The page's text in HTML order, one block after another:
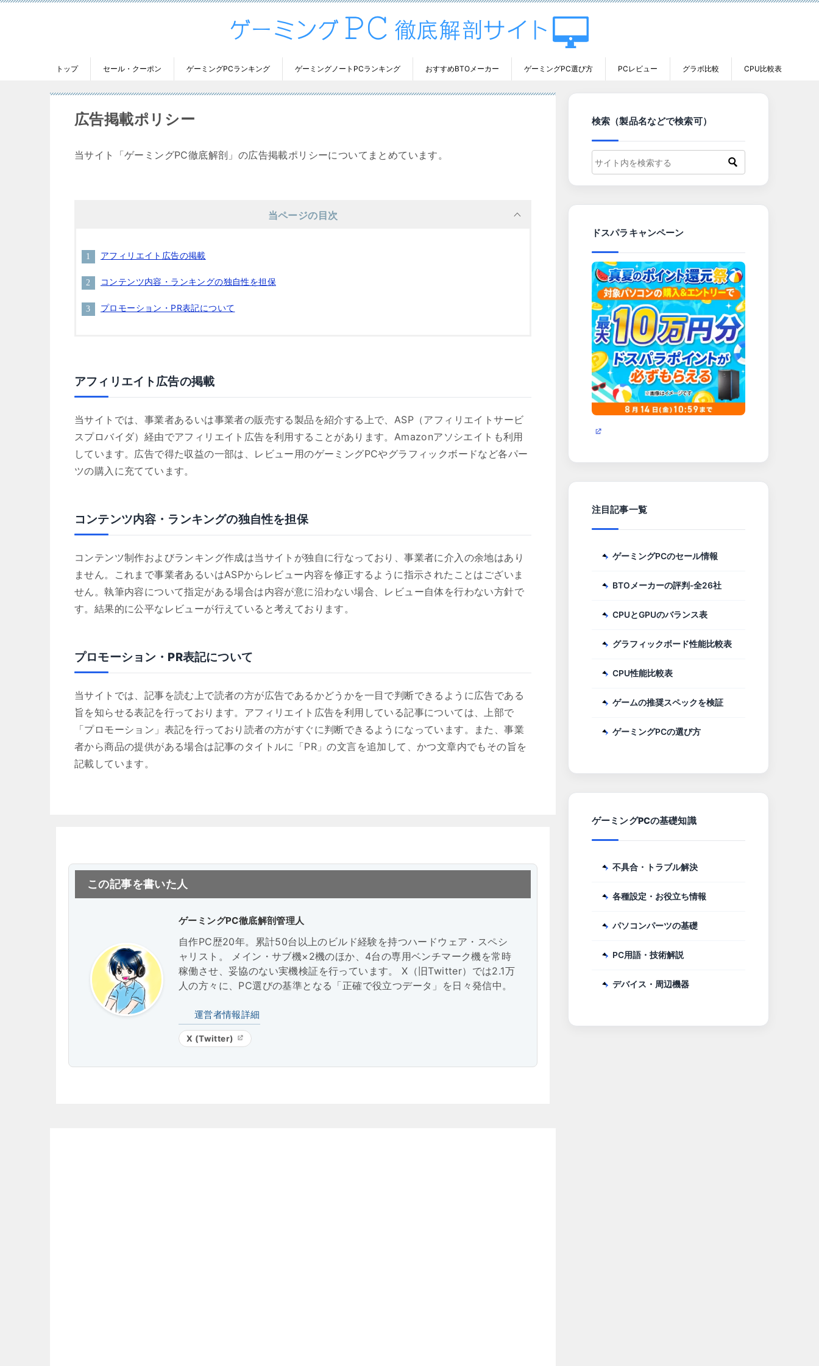
トップ セール・クーポン ゲーミングPCランキング ゲーミングノートPCランキング おすすめBTOメーカー ゲーミングPC選び方 PCレビュー グラボ比較 CPU比較表
広告掲載ポリシー
当サイト「ゲーミングPC徹底解剖」の広告掲載ポリシーについてまとめています。
当ページの目次
アフィリエイト広告の掲載
コンテンツ内容・ランキングの独自性を担保
プロモーション・PR表記について
アフィリエイト広告の掲載
当サイトでは、事業者あるいは事業者の販売する製品を紹介する上で、ASP（アフィリエイトサービ
スプロバイダ）経由でアフィリエイト広告を利用することがあります。Amazonアソシエイトも利用
しています。広告で得た収益の一部は、レビュー用のゲーミングPCやグラフィックボードなど各パー
ツの購入に充てています。
コンテンツ内容・ランキングの独自性を担保
コンテンツ制作およびランキング作成は当サイトが独自に行なっており、事業者に介入の余地はあり
ません。これまで事業者あるいはASPからレビュー内容を修正するように指示されたことはございま
せん。執筆内容について指定がある場合は内容が意に沿わない場合、レビュー自体を行わない方針で
す。結果的に公平なレビューが行えていると考えております。
プロモーション・PR表記について
当サイトでは、記事を読む上で読者の方が広告であるかどうかを一目で判断できるように広告である
旨を知らせる表記を行っております。アフィリエイト広告を利用している記事については、上部で
「プロモーション」表記を行っており読者の方がすぐに判断できるようになっています。また、事業
者から商品の提供がある場合は記事のタイトルに「PR」の文言を追加して、かつ文章内でもその旨を
記載しています。
この記事を書いた人
ゲーミングPC徹底解剖管理人
自作PC歴20年。累計50台以上のビルド経験を持つハードウェア・スペシ
ャリスト。 メイン・サブ機×2機のほか、4台の専用ベンチマーク機を常時
稼働させ、妥協のない実機検証を行っています。 X（旧Twitter）では2.1万
人の方々に、PC選びの基準となる「正確で役立つデータ」を日々発信中。
運営者情報詳細
X (Twitter)
検索（製品名などで検索可）
ドスパラキャンペーン
注目記事一覧
ゲーミングPCのセール情報
BTOメーカーの評判-全26社
CPUとGPUのバランス表
グラフィックボード性能比較表
CPU性能比較表
ゲームの推奨スペックを検証
ゲーミングPCの選び方
ゲーミングPCの基礎知識
不具合・トラブル解決
各種設定・お役立ち情報
パソコンパーツの基礎
PC用語・技術解説
デバイス・周辺機器